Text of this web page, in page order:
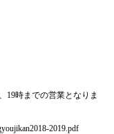
19時までの営業となりま
2019.pdf